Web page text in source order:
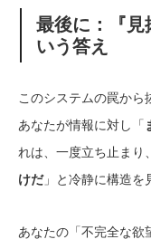
最後に：『見
いう答え
このシステムの罠から
あなたが情報に対し「
れは、一度立ち止まり
けだ」と冷静に構造を
あなたの「不完全な欲